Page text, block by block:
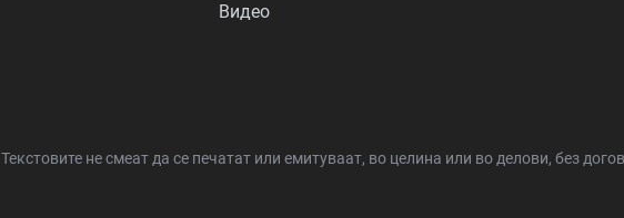
Видео
Текстовите не смеат да се печатат или емитуваат, во целина или во делови, без